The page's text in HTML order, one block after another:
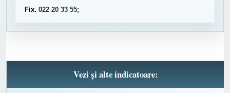
Fix. 022 20 33 55;
Vezi și alte indicatoare: